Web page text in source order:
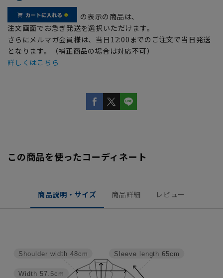
の表示の商品は、
注文画面でお急ぎ発送を選択いただけます。
さらにメルマガ会員様は、当日12:00までのご注文で当日発送
となります。（補正商品の場合は対応不可）
詳しくはこちら
この商品を使ったコーディネート
商品説明・サイズ 商品詳細 レビュー
Sleeve length 65cm
Width 57.5cm
Shoulder width 48cm